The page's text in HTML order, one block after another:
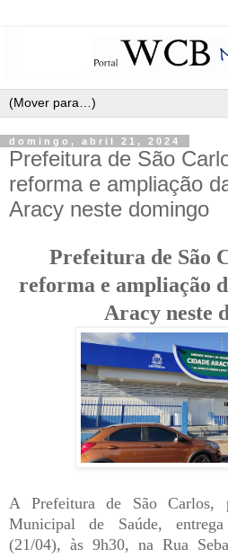
domingo, abril 21, 2024
Prefeitura de São
reforma e ampliação
Aracy neste domingo
Prefeitura de São
reforma e ampliação
Aracy neste
A Prefeitura de São Carlos,
Municipal de Saúde,
(21/04), às 9h30, na Rua